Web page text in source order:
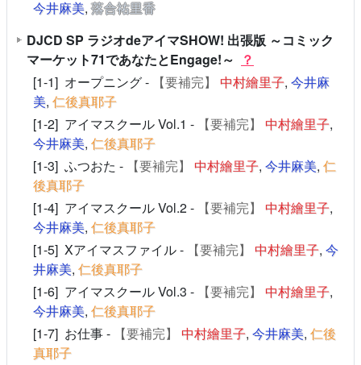
今井麻美,落合祐里香
DJCD SP ラジオdeアイマSHOW! 出張版 ～コミック
マーケット71であなたとEngage!～
？
[1-1] オープニング -
【要補完】 中村繪里子, 今井麻
美, 仁後真耶子
[1-2] アイマスクール Vol.1 -
【要補完】 中村繪里子,
今井麻美, 仁後真耶子
[1-3] ふつおた -
【要補完】 中村繪里子, 今井麻美, 仁
後真耶子
[1-4] アイマスクール Vol.2 -
【要補完】 中村繪里子,
今井麻美, 仁後真耶子
[1-5] Xアイマスファイル -
【要補完】 中村繪里子, 今
井麻美, 仁後真耶子
[1-6] アイマスクール Vol.3 -
【要補完】 中村繪里子,
今井麻美, 仁後真耶子
[1-7] お仕事 -
【要補完】 中村繪里子, 今井麻美, 仁後
真耶子